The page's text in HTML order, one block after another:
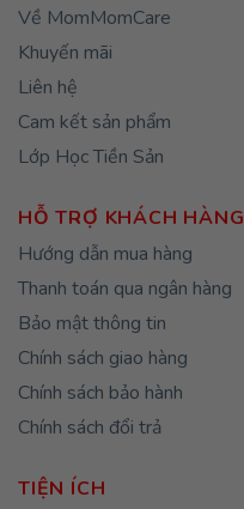
Về MomMomCare
Khuyến mãi
Liên hệ
Cam kết sản phẩm
Lớp Học Tiền Sản
HỖ TRỢ KHÁCH HÀNG
Hướng dẫn mua hàng
Thanh toán qua ngân hàng
Bảo mật thông tin
Chính sách giao hàng
Chính sách bảo hành
Chính sách đổi trả
TIỆN ÍCH